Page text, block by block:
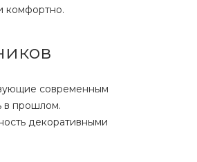
комфортно.
современным
в прошлом.
декоративными